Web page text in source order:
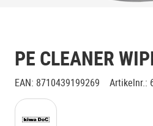
PE CLEANER
EAN: 8710439199269 Artikelnr.:
Klik voor toelichting